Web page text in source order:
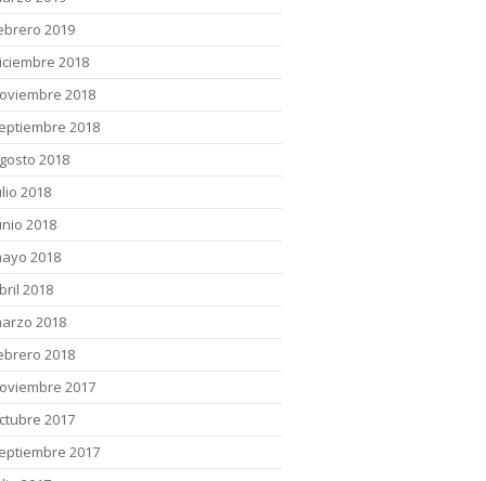
2019
2018
2018
2018
2018
2018
2018
2018
2018
2018
2018
2017
2017
2017